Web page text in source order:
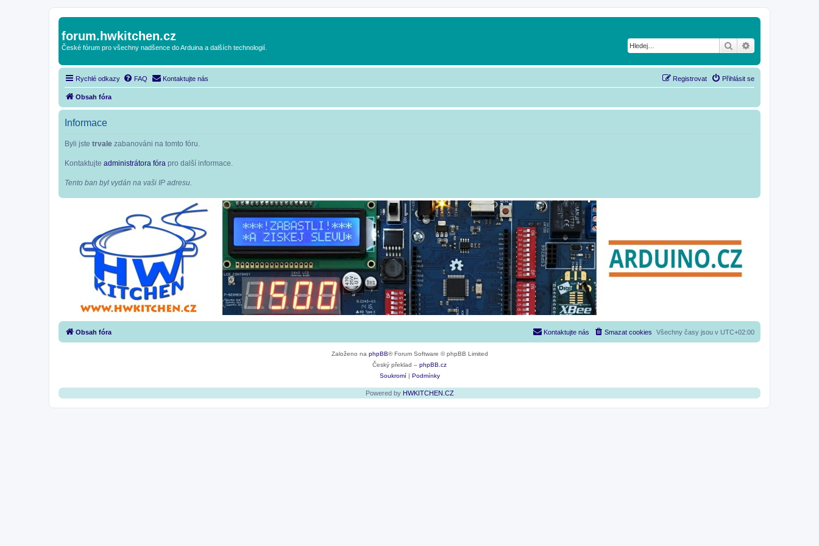
forum.hwkitchen.cz
České fórum pro všechny nadšence do Arduina a dalších technologií. Hledat
Rychlé odkazy FAQ Kontaktujte nás Přihlásit se
Registrovat
Obsah fóra
Informace
Byli jste trvale zabanováni na tomto fóru.
Kontaktujte administrátora fóra pro další informace.
Tento ban byl vydán na vaši IP adresu.
Obsah fóra Všechny časy jsou v UTC+02:00
Smazat cookies
Kontaktujte nás
Založeno na phpBB® Forum Software © phpBB Limited
Český překlad – phpBB.cz
Soukromí| Podmínky
Powered by HWKITCHEN.CZ